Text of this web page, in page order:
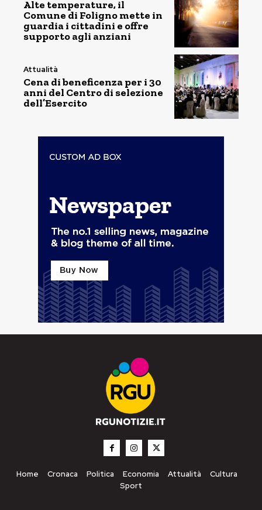
Alte temperature, il
Comune di Foligno mette in
guardia i cittadini e offre
supporto agli anziani
Attualità
Cena di beneficenza per i 30
anni del Centro di selezione
dell’Esercito
Home Cronaca Politica Economia Attualità
Cultura
Sport